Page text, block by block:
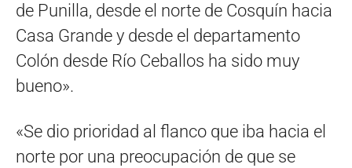
de Punilla, desde el norte de Cosquín hacia
Casa Grande y desde el departamento
Colón desde Río Ceballos ha sido muy
bueno».
«Se dio prioridad al flanco que iba hacia el
norte por una preocupación de que se